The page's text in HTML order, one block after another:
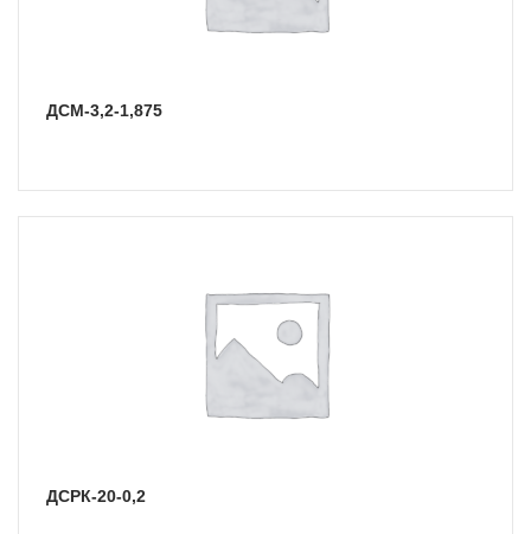
ДСМ-3,2-1,875
ДСРК-20-0,2